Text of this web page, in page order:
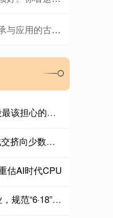
用的古老智慧
亿融策略 不是AI、也不是战争，美股最该担心的是日本?
恒盛策略 六成仓位押注科技、五成成交挤向少数个股，AI抱团行情会重演历史瓦解吗？
估AI时代CPU
迪时策略 北京约谈17家重点平台企业，规范“6·18”期间平台经营行为